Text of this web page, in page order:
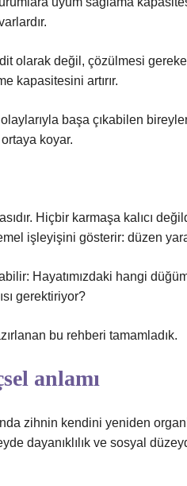
olarak değil, çözülmesi
kapasitesini artırır.
başa çıkabilen
koyar.
Hiçbir karmaşa kalıcı
işleyişini gösterir: düzen
Hayatımızdaki hangi
gerektiriyor?
bu rehberi tamamladık.
anlamı
zihnin kendini yeniden
dayanıklılık ve sosyal